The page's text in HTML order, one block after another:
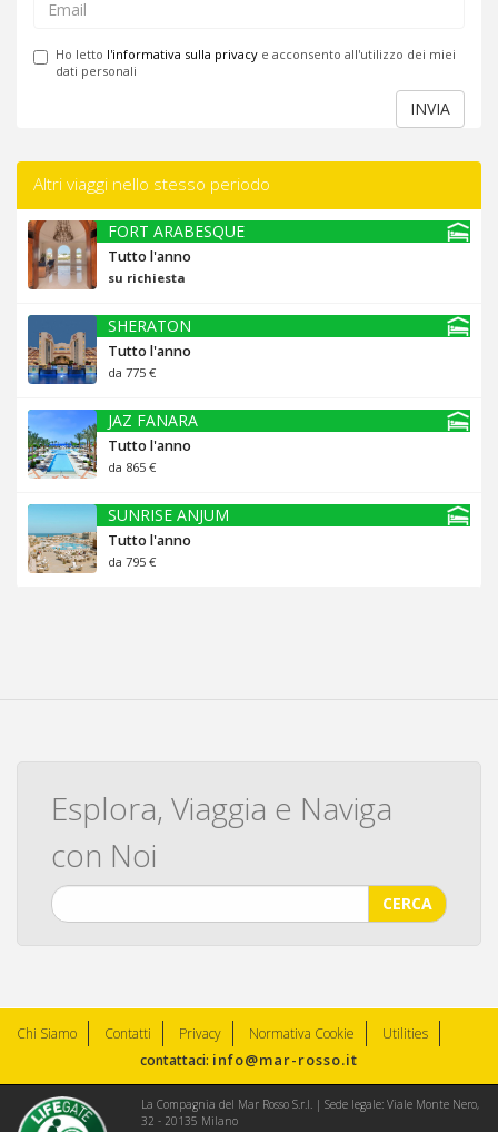
Ho letto l'informativa sulla privacy e acconsento all'utilizzo dei miei
dati personali
INVIA
Altri viaggi nello stesso periodo
FORT ARABESQUE
Tutto l'anno
su richiesta
SHERATON
Tutto l'anno
da 775 €
JAZ FANARA
Tutto l'anno
da 865 €
SUNRISE ANJUM
Tutto l'anno
da 795 €
Esplora, Viaggia e Naviga
con Noi
CERCA
Chi Siamo Contatti Privacy Normativa Cookie
Utilities
contattaci: info@mar-rosso.it
La Compagnia del Mar Rosso S.r.l. | Sede legale: Viale Monte Nero,
32 - 20135 Milano